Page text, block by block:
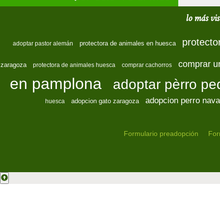
lo más
adoptar pastor alemán protectora de animales en huesca
zaragoza protectora de animales huesca comprar cachorros comprar
en pamplona adoptar pèrro
huesca adopcion gato zaragoza adopcion perro
Formulario preadopción